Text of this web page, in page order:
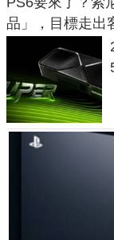
品」，目標走出